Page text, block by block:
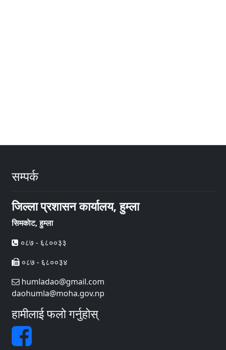
सम्पर्क
जिल्ला प्रशासन कार्यालय, हुम्ला
सिमकाेट, हुम्ला
०८७ - ६८००३३
०८७ - ६८००३४
humladao@gmail.com
daohumla@moha.gov.np
हामीलाई फलो गर्नुहोस्